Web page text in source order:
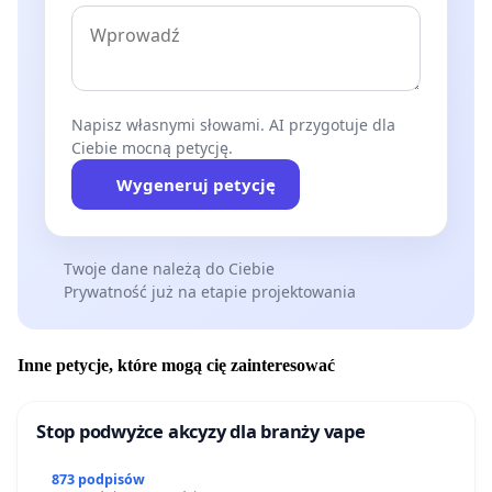
Napisz własnymi słowami. AI przygotuje dla
Ciebie mocną petycję.
Wygeneruj petycję
Twoje dane należą do Ciebie
Prywatność już na etapie projektowania
Inne petycje, które mogą cię zainteresować
Stop podwyżce akcyzy dla branży vape
873 podpisów